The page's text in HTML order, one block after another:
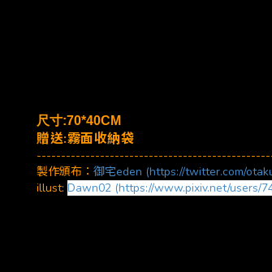
尺寸:70*40CM
贈送:霧面收納袋
製作頒布： 御宅eden (https://twitter.com/
illust: Dawn02 (https://www.pixiv.net/users/